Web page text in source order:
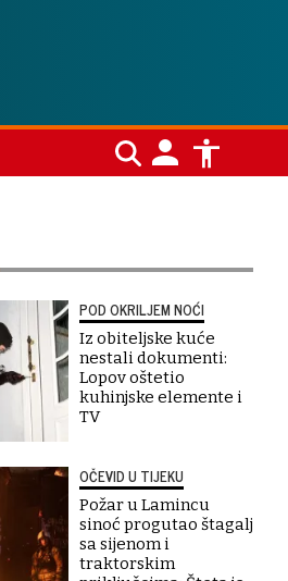
POD OKRILJEM NOĆI
Iz obiteljske kuće
nestali dokumenti:
Lopov oštetio
kuhinjske elemente i
TV
OČEVID U TIJEKU
Požar u Lamincu
sinoć progutao štagalj
sa sijenom i
traktorskim